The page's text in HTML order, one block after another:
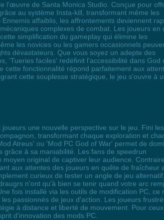
l'œuvre de Santa Monica Studio. Conçue pour
au système Insta-kill, transformant même les
affaiblis, les affrontements deviennent
complexes de combat. Les joueurs en
simplification du gameplay qui élimine les
les novices ou les gamers occasionnels
dévastateurs. Que vous soyez un adepte des
'Tueries faciles' redéfinit l'accessibilité dans God
cette fonctionnalité répond parfaitement aux
cette souplesse stratégique, le jeu s'ouvre à
une nouvelle perspective sur le jeu. Fini les
transformant chaque exploration et
Atreus' ou 'Mod PC God of War' permet de
à sa maniabilité. Les fans de speedrun
original de captiver leur audience.
aux attentes des joueurs en quête de fraîcheur
curieux de tester un angle de jeu
n'ont qu'à bien se tenir quand votre arc
fois installé via les outils de modification PC, ce
passionnés de jeux d'action. Les joueurs
à distance et liberté de mouvement. Pour
d'innovation des mods PC.